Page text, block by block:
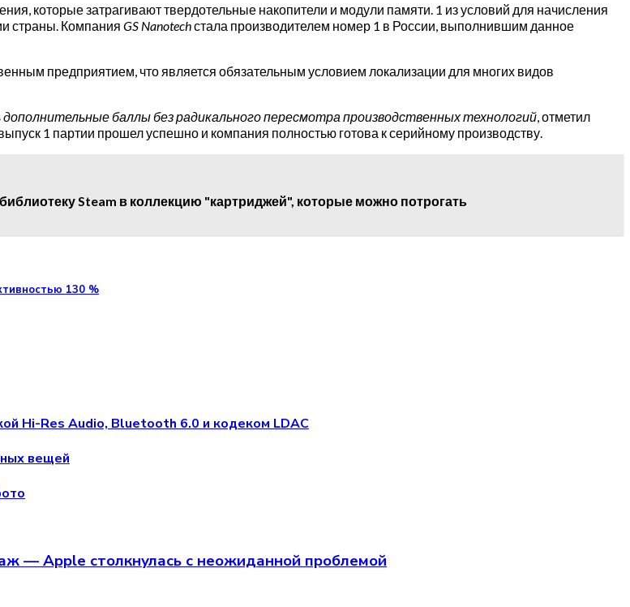
которые затрагивают твердотельные накопители и модули памяти. 1 из условий для начисления
страны. Компания GS Nanotechстала производителем номер 1 в России, выполнившим данное
предприятием, что является обязательным условием локализации для многих видов
баллы без радикального пересмотра производственных технологий, отметил
1 партии прошел успешно и компания полностью готова к серийному производству.
Steam в коллекцию "картриджей", которые можно потрогать
130 %
Hi-Res Audio, Bluetooth 6.0 и кодеком LDAC
вещей
— Apple столкнулась с неожиданной проблемой